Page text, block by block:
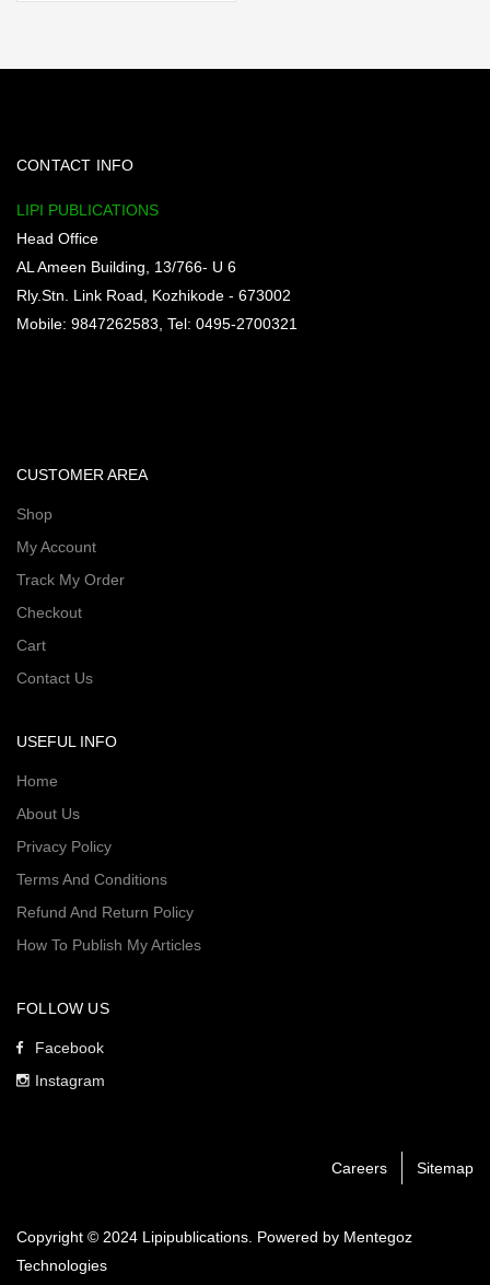
CONTACT INFO
LIPI PUBLICATIONS
Head Office
AL Ameen Building, 13/766- U 6
Rly.Stn. Link Road, Kozhikode - 673002
Mobile: 9847262583, Tel: 0495-2700321
CUSTOMER AREA
Shop
My Account
Track My Order
Checkout
Cart
Contact Us
USEFUL INFO
Home
About Us
Privacy Policy
Terms And Conditions
Refund And Return Policy
How To Publish My Articles
FOLLOW US
Facebook
Instagram
Copyright © 2024 Lipipublications. Powered by Mentegoz
Technologies
Careers Sitemap